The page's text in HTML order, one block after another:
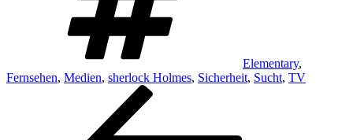
Elementary,
Fernsehen, Medien, sherlock Holmes, Sicherheit, Sucht, TV
Beitragsnavigation